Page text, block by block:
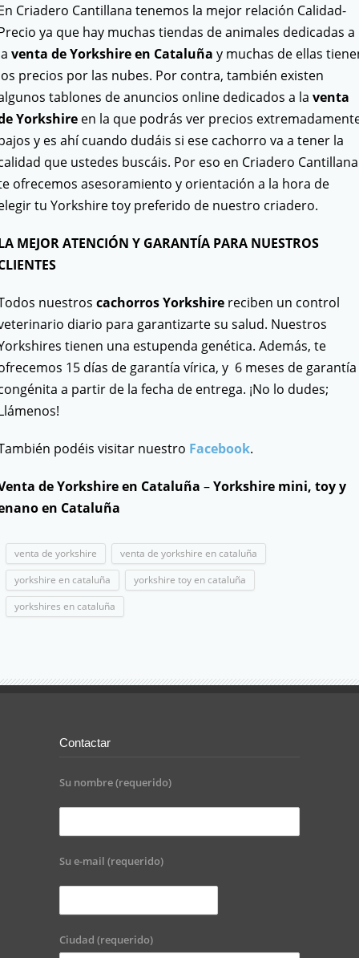
Criadero Cantillana tenemos la mejor relación Calidad-
ya que hay muchas tiendas de animales dedicadas a
venta de Yorkshire en Cataluña y muchas de ellas
precios por las nubes. Por contra, también existen
tablones de anuncios online dedicados a la venta
Yorkshire en la que podrás ver precios
y es ahí cuando dudáis si ese cachorro va a tener la
que ustedes buscáis. Por eso en Criadero Cantillana
ofrecemos asesoramiento y orientación a la hora de
tu Yorkshire toy preferido de nuestro criadero.
MEJOR ATENCIÓN Y GARANTÍA PARA NUESTROS
nuestros cachorros Yorkshire reciben un control
diario para garantizarte su salud. Nuestros
tienen una estupenda genética. Además, te
15 días de garantía vírica, y 6 meses de garantía
a partir de la fecha de entrega. ¡No lo dudes;
podéis visitar nuestro Facebook.
de Yorkshire en Cataluña –Yorkshire mini, toy y
en Cataluña
venta de yorkshire
venta de yorkshire en cataluña
yorkshire en cataluña
yorkshire toy en cataluña
yorkshires en cataluña
Contactar
Su nombre (requerido)
Su e-mail (requerido)
Ciudad (requerido)